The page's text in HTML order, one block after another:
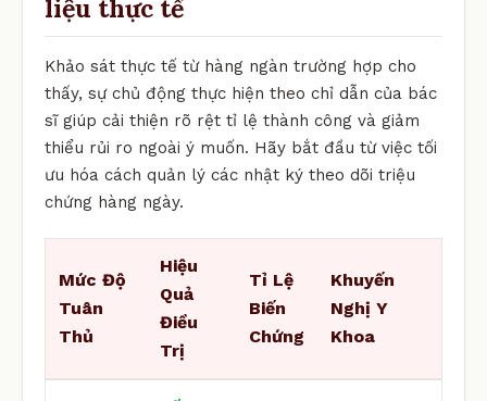
liệu thực tế
Khảo sát thực tế từ hàng ngàn trường hợp cho
thấy, sự chủ động thực hiện theo chỉ dẫn của bác
sĩ giúp cải thiện rõ rệt tỉ lệ thành công và giảm
thiểu rủi ro ngoài ý muốn. Hãy bắt đầu từ việc tối
ưu hóa cách quản lý các nhật ký theo dõi triệu
chứng hàng ngày.
Mức Độ
Tuân
Thủ
Hiệu
Quả
Điều
Trị
Tỉ Lệ
Biến
Chứng
Khuyến
Nghị Y
Khoa